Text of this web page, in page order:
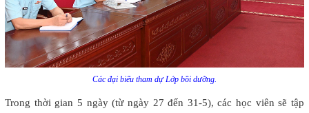
Các đại biểu tham dự Lớp bồi dưỡng.
Trong thời gian 5 ngày (từ ngày 27 đến 31-5), các học viên sẽ tập